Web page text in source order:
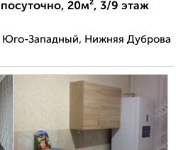
20м², 3/9 этаж
Западный, Нижняя Дуброва